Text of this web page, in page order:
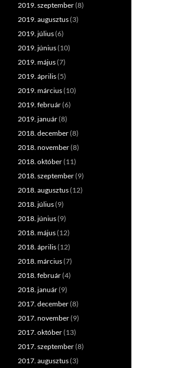
2019. szeptember(8)
2019. augusztus(3)
2019. július(6)
2019. június(10)
2019. május(7)
2019. április(5)
2019. március(10)
2019. február(6)
2019. január(8)
2018. december(8)
2018. november(8)
2018. október(11)
2018. szeptember(9)
2018. augusztus(12)
2018. július(9)
2018. június(9)
2018. május(12)
2018. április(12)
2018. március(7)
2018. február(4)
2018. január(9)
2017. december(8)
2017. november(9)
2017. október(13)
2017. szeptember(8)
2017. augusztus(3)